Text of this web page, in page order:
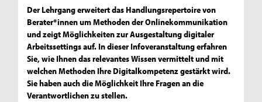
Der Lehrgang erweitert das Handlungsrepertoire von
Berater*innen um Methoden der Onlinekommunikation
und zeigt Möglichkeiten zur Ausgestaltung digitaler
Arbeitssettings auf. In dieser Infoveranstaltung erfahren
Sie, wie Ihnen das relevantes Wissen vermittelt und mit
welchen Methoden Ihre Digitalkompetenz gestärkt wird.
Sie haben auch die Möglichkeit Ihre Fragen an die
Verantwortlichen zu stellen.